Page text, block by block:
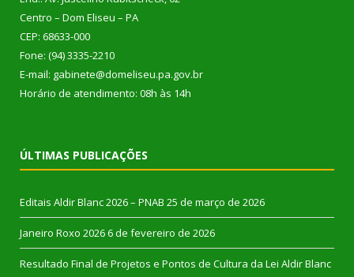
Centro – Dom Eliseu – PA
CEP: 68633-000
Fone: (94) 3335-2210
E-mail: gabinete@domeliseu.pa.gov.br
Horário de atendimento: 08h às 14h
ÚLTIMAS PUBLICAÇÕES
Editais Aldir Blanc 2026 – PNAB 25 de março de 2026
Janeiro Roxo 2026 6 de fevereiro de 2026
Resultado Final de Projetos e Pontos de Cultura da Lei Aldir Blanc